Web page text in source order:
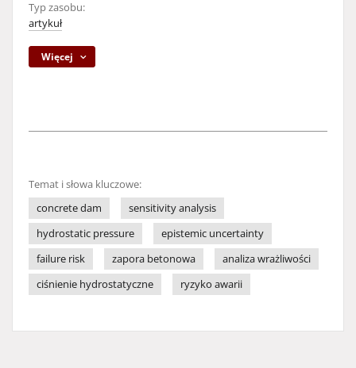
Typ zasobu:
artykuł
Więcej
Temat i słowa kluczowe:
concrete dam
sensitivity analysis
hydrostatic pressure
epistemic uncertainty
failure risk
zapora betonowa
analiza wrażliwości
ciśnienie hydrostatyczne
ryzyko awarii